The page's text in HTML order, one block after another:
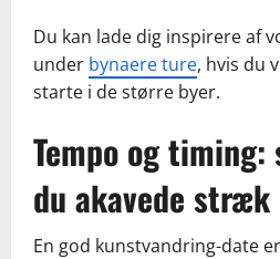
Du kan lade dig inspirere af
under bynaere ture, hvis du
starte i de større byer.
Tempo og timing:
du akavede stræk
En god kunstvandring-date